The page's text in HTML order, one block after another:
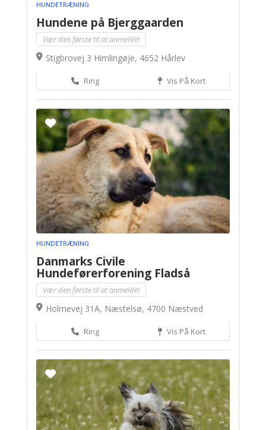
HUNDETRÆNING
Hundene på Bjerggaarden
Vær den første til at anmelde!
Stigbrovej 3 Himlingøje, 4652 Hårlev
Ring Vis På Kort
HUNDETRÆNING
Danmarks Civile
Hundeførerforening Fladså
Vær den første til at anmelde!
Holmevej 31A, Næstelsø, 4700 Næstved
Ring Vis På Kort